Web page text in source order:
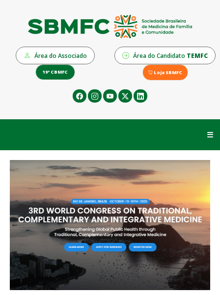
Área do Associado Área do Candidato TEMFC
19º CBMFC Loja SBMFC
☰